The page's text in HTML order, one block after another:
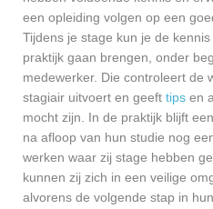
een opleiding volgen op een
Tijdens je stage kun je de
praktijk gaan brengen, onder
medewerker. Die controleert de
stagiair uitvoert en geeft tips en
mocht zijn. In de praktijk blijft
na afloop van hun studie nog
werken waar zij stage hebben
kunnen zij zich in een veilige
alvorens de volgende stap in